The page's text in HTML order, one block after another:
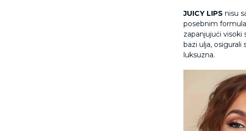
JUICY LIPS nisu
posebnim
zapanjujući visoki
bazi ulja,
luksuzna.